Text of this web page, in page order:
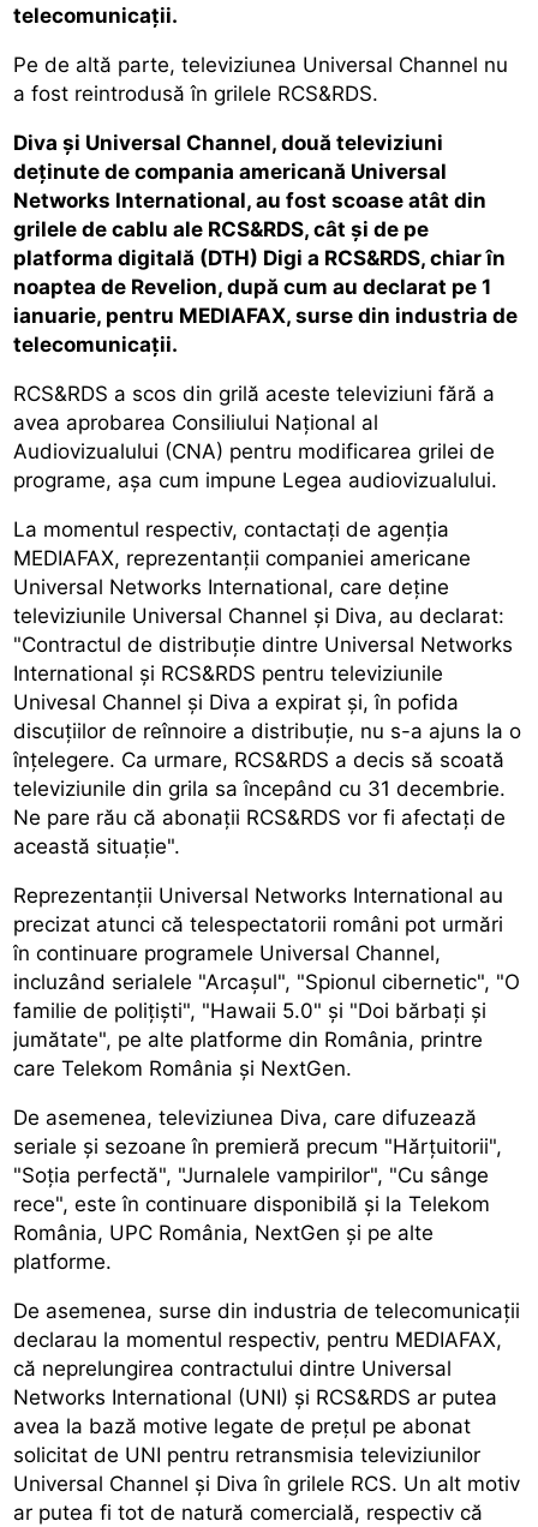
telecomunicaţii.
Pe de altă parte, televiziunea Universal Channel nu
a fost reintrodusă în grilele RCS&RDS.
Diva şi Universal Channel, două televiziuni
deţinute de compania americană Universal
Networks International, au fost scoase atât din
grilele de cablu ale RCS&RDS, cât şi de pe
platforma digitală (DTH) Digi a RCS&RDS, chiar în
noaptea de Revelion, după cum au declarat pe 1
ianuarie, pentru MEDIAFAX, surse din industria de
telecomunicaţii.
RCS&RDS a scos din grilă aceste televiziuni fără a
avea aprobarea Consiliului Naţional al
Audiovizualului (CNA) pentru modificarea grilei de
programe, aşa cum impune Legea audiovizualului.
La momentul respectiv, contactaţi de agenţia
MEDIAFAX, reprezentanţii companiei americane
Universal Networks International, care deţine
televiziunile Universal Channel şi Diva, au declarat:
"Contractul de distribuţie dintre Universal Networks
International şi RCS&RDS pentru televiziunile
Univesal Channel şi Diva a expirat şi, în pofida
discuţiilor de reînnoire a distribuţie, nu s-a ajuns la o
înţelegere. Ca urmare, RCS&RDS a decis să scoată
televiziunile din grila sa începând cu 31 decembrie.
Ne pare rău că abonaţii RCS&RDS vor fi afectaţi de
această situaţie".
Reprezentanţii Universal Networks International au
precizat atunci că telespectatorii români pot urmări
în continuare programele Universal Channel,
incluzând serialele "Arcaşul", "Spionul cibernetic", "O
familie de poliţişti", "Hawaii 5.0" şi "Doi bărbaţi şi
jumătate", pe alte platforme din România, printre
care Telekom România şi NextGen.
De asemenea, televiziunea Diva, care difuzează
seriale şi sezoane în premieră precum "Hărţuitorii",
"Soţia perfectă", "Jurnalele vampirilor", "Cu sânge
rece", este în continuare disponibilă şi la Telekom
România, UPC România, NextGen şi pe alte
platforme.
De asemenea, surse din industria de telecomunicaţii
declarau la momentul respectiv, pentru MEDIAFAX,
că neprelungirea contractului dintre Universal
Networks International (UNI) şi RCS&RDS ar putea
avea la bază motive legate de preţul pe abonat
solicitat de UNI pentru retransmisia televiziunilor
Universal Channel şi Diva în grilele RCS. Un alt motiv
ar putea fi tot de natură comercială, respectiv că